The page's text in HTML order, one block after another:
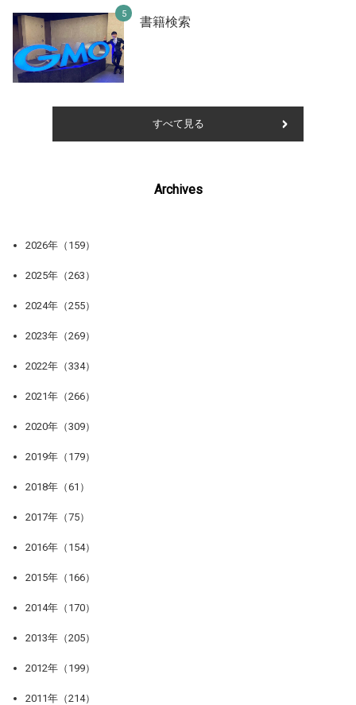
書籍検索
すべて見る
Archives
2026年（159）
2025年（263）
2024年（255）
2023年（269）
2022年（334）
2021年（266）
2020年（309）
2019年（179）
2018年（61）
2017年（75）
2016年（154）
2015年（166）
2014年（170）
2013年（205）
2012年（199）
2011年（214）